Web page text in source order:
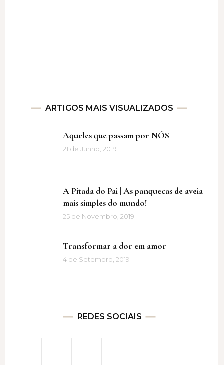
ARTIGOS MAIS VISUALIZADOS
Aqueles que passam por NÓS
21 de Junho, 2019
A Pitada do Pai | As panquecas de aveia
mais simples do mundo!
25 de Novembro, 2019
Transformar a dor em amor
4 de Setembro, 2019
REDES SOCIAIS